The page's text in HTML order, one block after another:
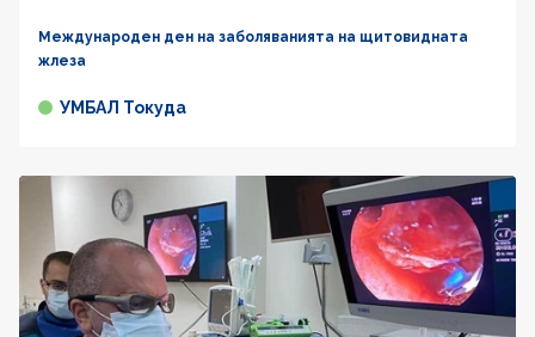
Международен ден на заболяванията на щитовидната
жлеза
УМБАЛ Токуда